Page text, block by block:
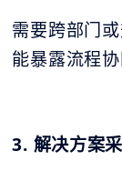
需要跨部门
能暴露流程协
3. 解决方案